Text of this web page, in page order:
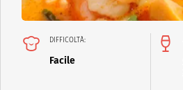
DIFFICOLTÀ:
Facile